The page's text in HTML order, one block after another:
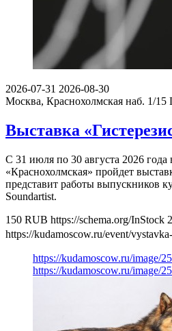
2026-07-31 2026-08-30
Москва, Краснохолмская наб. 1/15
Выставка
С 31 июля по 30 августа 2026 года
«Краснохолмская» пройдет
представит работы выпускников
Soundartist.
150 RUB https://schema.org/InStock
https://kudamoscow.ru/event/
https://kudamoscow.ru/image/
https://kudamoscow.ru/image/